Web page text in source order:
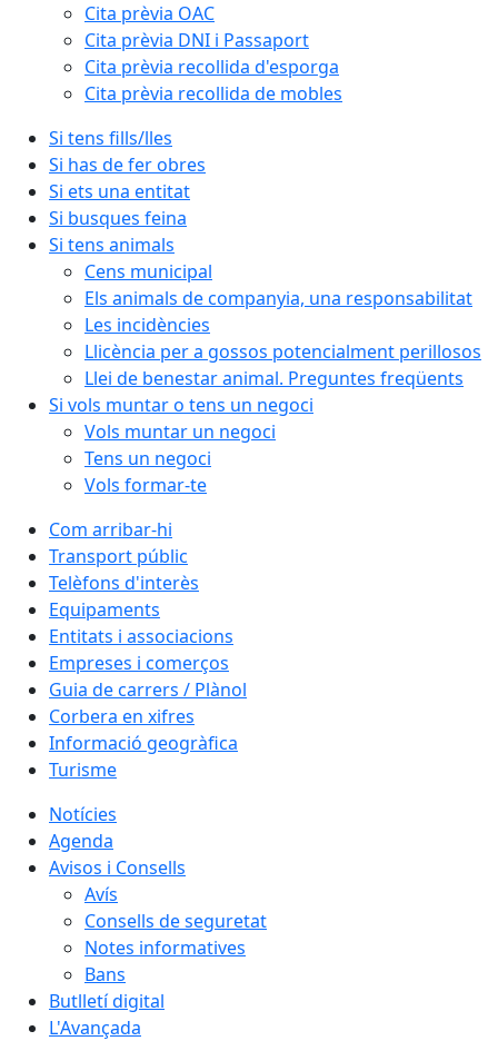
Cita prèvia OAC
Cita prèvia DNI i Passaport
Cita prèvia recollida d'esporga
Cita prèvia recollida de mobles
Si tens fills/lles
Si has de fer obres
Si ets una entitat
Si busques feina
Si tens animals
Cens municipal
Els animals de companyia, una responsabilitat
Les incidències
Llicència per a gossos potencialment perillosos
Llei de benestar animal. Preguntes freqüents
Si vols muntar o tens un negoci
Vols muntar un negoci
Tens un negoci
Vols formar-te
Com arribar-hi
Transport públic
Telèfons d'interès
Equipaments
Entitats i associacions
Empreses i comerços
Guia de carrers / Plànol
Corbera en xifres
Informació geogràfica
Turisme
Notícies
Agenda
Avisos i Consells
Avís
Consells de seguretat
Notes informatives
Bans
Butlletí digital
L'Avançada